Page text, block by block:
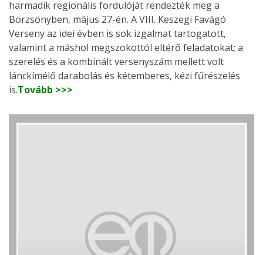
harmadik regionális fordulóját rendezték meg a
Börzsönyben, május 27-én. A VIII. Keszegi Favágó
Verseny az idei évben is sok izgalmat tartogatott,
valamint a máshol megszokottól eltérő feladatokat; a
szerelés és a kombinált versenyszám mellett volt
lánckímélő darabolás és kétemberes, kézi fűrészelés
is.Tovább >>>